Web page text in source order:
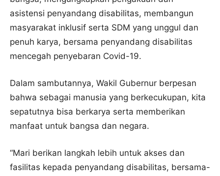
asistensi penyandang disabilitas, membangun
masyarakat inklusif serta SDM yang unggul dan
penuh karya, bersama penyandang disabilitas
mencegah penyebaran Covid-19.
Dalam sambutannya, Wakil Gubernur berpesan
bahwa sebagai manusia yang berkecukupan, kita
sepatutnya bisa berkarya serta memberikan
manfaat untuk bangsa dan negara.
“Mari berikan langkah lebih untuk akses dan
fasilitas kepada penyandang disabilitas, bersama-